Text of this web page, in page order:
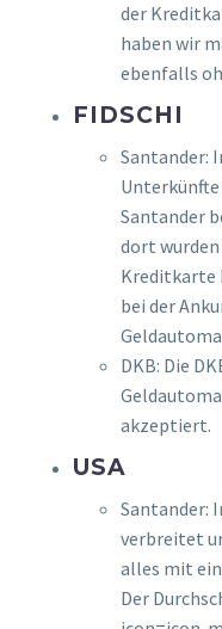
der
haben wir
ebenfalls
FIDSCHI
Santander:
Santander
dort
Kreditkarte
bei der
DKB: Die
akzeptiert.
USA
Santander:
verbreitet
alles mit
Der